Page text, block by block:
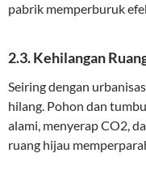
pabrik memperburuk
2.3. Kehilangan
Seiring dengan
hilang. Pohon dan
alami, menyerap CO2,
ruang hijau